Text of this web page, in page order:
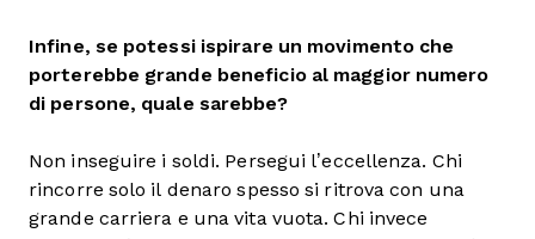
Infine, se potessi ispirare un movimento che
porterebbe grande beneficio al maggior numero
di persone, quale sarebbe?
Non inseguire i soldi. Persegui l’eccellenza. Chi
rincorre solo il denaro spesso si ritrova con una
grande carriera e una vita vuota. Chi invece